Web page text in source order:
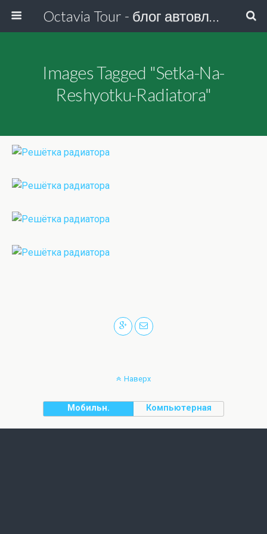
Octavia Tour - блог автовладельца
Images Tagged "setka-Na-
Reshyotku-Radiatora"
Наверх
Мобильн. Компьютерная